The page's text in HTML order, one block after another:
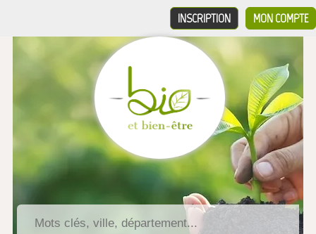
MON COMPTE
INSCRIPTION